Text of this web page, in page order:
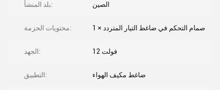
بلد المنشأ: الصين
محتويات الحزمة: 1 × صمام التحكم في ضاغط التيار المتردد
الجهد: 12 فولت
التطبيق: ضاغط مكيف الهواء